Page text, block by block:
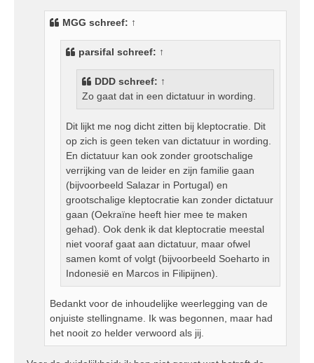
MGG schreef: ↑
parsifal schreef: ↑
DDD schreef: ↑
Zo gaat dat in een dictatuur in wording.
Dit lijkt me nog dicht zitten bij kleptocratie. Dit
op zich is geen teken van dictatuur in wording.
En dictatuur kan ook zonder grootschalige
verrijking van de leider en zijn familie gaan
(bijvoorbeeld Salazar in Portugal) en
grootschalige kleptocratie kan zonder dictatuur
gaan (Oekraïne heeft hier mee te maken
gehad). Ook denk ik dat kleptocratie meestal
niet vooraf gaat aan dictatuur, maar ofwel
samen komt of volgt (bijvoorbeeld Soeharto in
Indonesië en Marcos in Filipijnen).
Bedankt voor de inhoudelijke weerlegging van de
onjuiste stellingname. Ik was begonnen, maar had
het nooit zo helder verwoord als jij.